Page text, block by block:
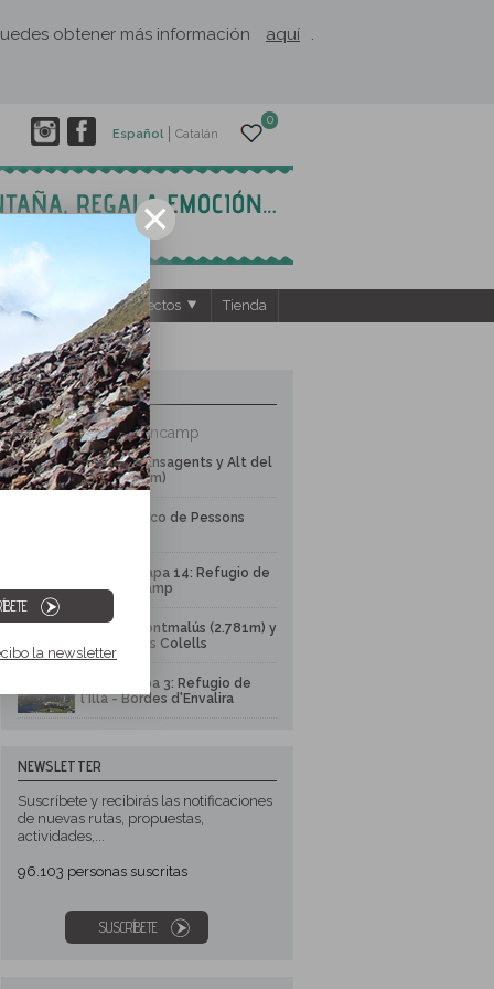
obtener más información aquí
.
0
Español Catalán
la newsletter
El Rusc: Proyectos Tienda
5 RUTAS CERCANAS
Parroquia de Encamp
Lagos de Ensagents y Alt del
Griu (2.879m)
Lagos y circo de Pessons
GR 11 - Etapa 14: Refugio de
l'Illa - Encamp
Pico de Montmalús (2.781m) y
circo de los Colells
GRP - Etapa 3: Refugio de
l'Illa - Bordes d'Envalira
NEWSLETTER
Suscríbete y recibirás las notificaciones
de nuevas rutas, propuestas,
actividades,...
96.103 personas suscritas
SUSCRÍBETE